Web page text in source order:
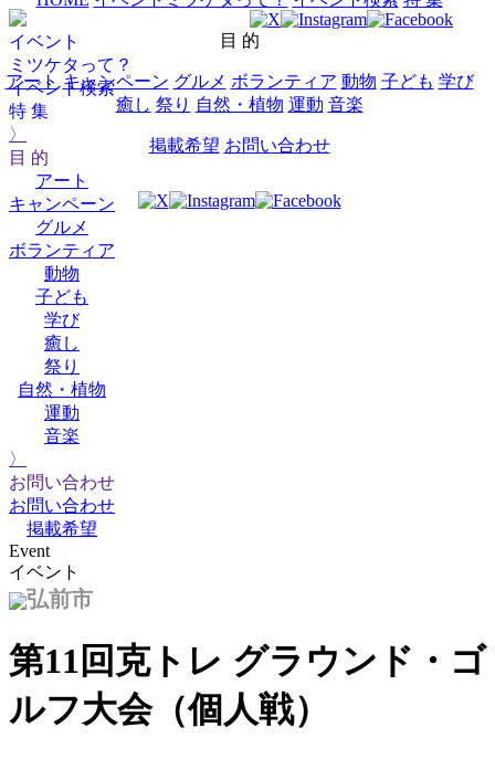
イベント
ミツケタって？
イベント検索
特 集
〉
目 的
アート
キャンペーン
グルメ
ボランティア
動物
子ども
学び
癒し
祭り
自然・植物
運動
音楽
〉
お問い合わせ
お問い合わせ
掲載希望
目 的
アート キャンペーン グルメ ボランティア 動物 子ども 学び
癒し 祭り 自然・植物 運動 音楽
掲載希望 お問い合わせ
Event
イベント
弘前市
第11回克トレ グラウンド・ゴ
ルフ大会（個人戦）